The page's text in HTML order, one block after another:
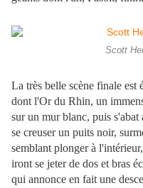
Scott
La très belle scène finale est
dont l'Or du Rhin, un
sur un mur blanc, puis
se creuser un puits noir,
semblant plonger à
iront se jeter de dos et bras
qui annonce en fait une